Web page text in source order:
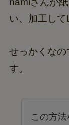
い、加工して
せっかくなの
す。
この方法